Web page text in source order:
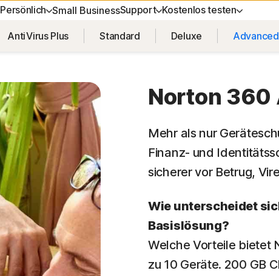
Persönlich
GERÄTESICHERHEIT
Norton AntiVirus Plus
Norton Mobile Security für
Android™
Norton Mobile Security für iOS™
Small BusinessSupport
ERHALTEN LERNEN
Spyware- und
Kostenlos testen
KOSTENLOS TESTEN
AntiVirus Plus Standard Deluxe Advanced
Norton 360
Mehr als nur
Finanz- und
sicherer vor Betrug,
Wie unterscheidet
Basislösung?
Welche Vorteile bietet
zu 10 Geräte. 200 GB